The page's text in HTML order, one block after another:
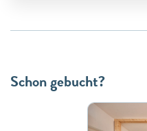
Schon gebucht?